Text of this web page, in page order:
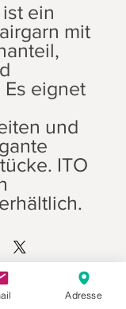
ein
mit
eignet
und
ITO
Adresse